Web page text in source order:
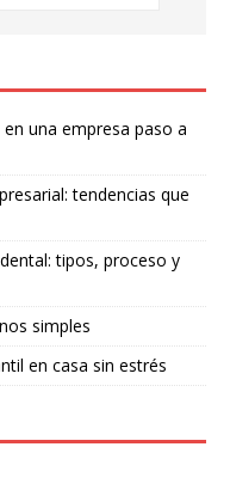
una empresa paso a
tendencias que
tipos, proceso y
simples
en casa sin estrés